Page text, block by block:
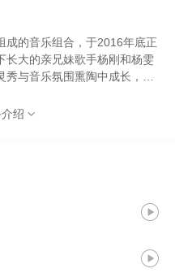
成的音乐组合，于2016年底正
长大的亲兄妹歌手杨刚和杨雯
秀与音乐氛围熏陶中成长，并
少年时开始组乐队，创作大量
）
秒》金牌获得者；兄妹俩自幼
新，兄妹俩已有多首原创音乐
好评。
绍